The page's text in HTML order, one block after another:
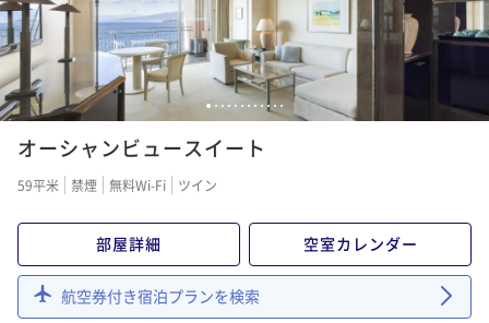
1 2 3 4 5 6 7 8 91011 12
オーシャンビュースイート
59平米 禁煙 無料Wi-Fi ツイン
部屋詳細 空室カレンダー
航空券付き宿泊プランを検索